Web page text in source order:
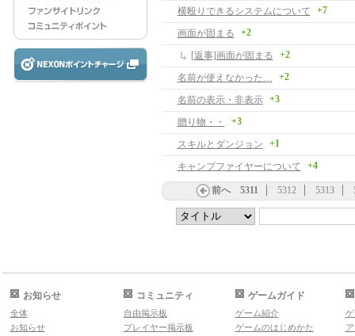
横殴りできるシステムについて +7
画面が固まる +2
[返事]画面が固まる +2
名前が使えなかった… +2
名前の表示・非表示 +3
贈り物・・ +3
スキルとダンジョン +1
キャンプファイヤーについて +4
前へ 5311 5312 5313
お知らせ
全体
お知らせ
コミュニティ
自由掲示板
プレイヤー掲示板
ゲームガイド
ゲーム紹介
ゲームのはじめかた